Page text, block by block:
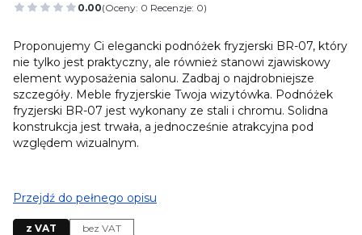
0.00(Oceny: 0 Recenzje: 0)
Przejdź do sekcji Opinie
Proponujemy Ci elegancki podnóżek fryzjerski BR-07, który
nie tylko jest praktyczny, ale również stanowi zjawiskowy
element wyposażenia salonu. Zadbaj o najdrobniejsze
szczegóły. Meble fryzjerskie Twoja wizytówka. Podnóżek
fryzjerski BR-07 jest wykonany ze stali i chromu. Solidna
konstrukcja jest trwała, a jednocześnie atrakcyjna pod
względem wizualnym.
Przejdź do pełnego opisu
z VAT bez VAT